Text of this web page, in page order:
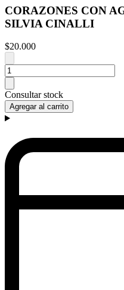
CORAZONES CON
SILVIA CINALLI
$20.000
Consultar stock
Agregar al carrito